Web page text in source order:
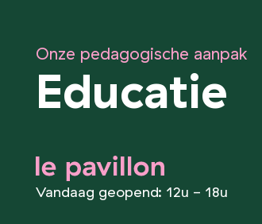
Onze pedagogische aanpak
Educatie
le pavillon
Vandaag geopend: 12u - 18u